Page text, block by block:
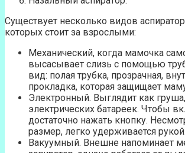
Существует несколько видов
которых стоит за взрослыми:
Механический, когда мамочка
высасывает слизь с помощью
вид: полая трубка, прозрачная,
прокладка, которая защищает
Электронный. Выглядит как
электрических батареек. Чтобы
достаточно нажать кнопку.
размер, легко удерживается рукой.
Вакуумный. Внешне напоминает